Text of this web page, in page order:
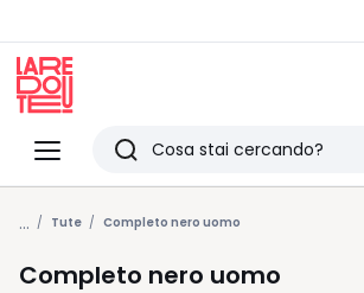
Menu
Redoute
Ricerca
Ultimi
articoli
visti
... Tute Completo nero uomo
Completo nero uomo